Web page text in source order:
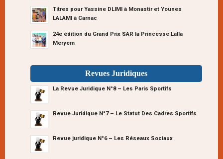
Titres pour Yassine DLIMI à Monastir et Younes
LALAMI à Carnac
24e édition du Grand Prix SAR la Princesse Lalla
Meryem
Revues Juridiques
La Revue Juridique N°8 – Les Paris Sportifs
Revue Juridique N°7 – Le Statut Des Cadres Sportifs
Revue juridique N°6 – Les Réseaux Sociaux